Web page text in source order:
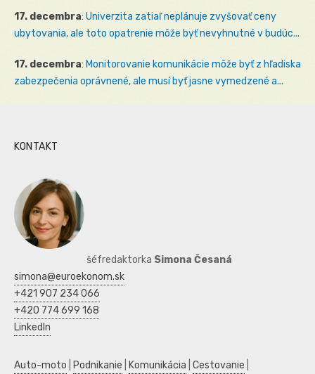
17. decembra: Univerzita zatiaľ neplánuje zvyšovať ceny
ubytovania, ale toto opatrenie môže byť nevyhnutné v budúc...
17. decembra: Monitorovanie komunikácie môže byť z hľadiska
zabezpečenia oprávnené, ale musí byť jasne vymedzené a...
KONTAKT
šéfredaktorka Simona Česaná
simona@euroekonom.sk
+421 907 234 066
+420 774 699 168
LinkedIn
Auto-moto Podnikanie Komunikácia Cestovanie